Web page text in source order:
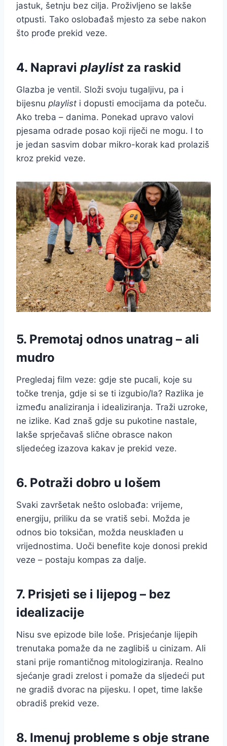
jastuk, šetnju bez cilja. Proživljeno se lakše
otpusti. Tako oslobađaš mjesto za sebe nakon
što prođe prekid veze.
4. Napravi playlistza raskid
Glazba je ventil. Složi svoju tugaljivu, pa i
bijesnu playlist i dopusti emocijama da poteču.
Ako treba – danima. Ponekad upravo valovi
pjesama odrade posao koji riječi ne mogu. I to
je jedan sasvim dobar mikro-korak kad prolaziš
kroz prekid veze.
5. Premotaj odnos unatrag – ali
mudro
Pregledaj film veze: gdje ste pucali, koje su
točke trenja, gdje si se ti izgubio/la? Razlika je
između analiziranja i idealiziranja. Traži uzroke,
ne izlike. Kad znaš gdje su pukotine nastale,
lakše sprječavaš slične obrasce nakon
sljedećeg izazova kakav je prekid veze.
6. Potraži dobro u lošem
Svaki završetak nešto oslobađa: vrijeme,
energiju, priliku da se vratiš sebi. Možda je
odnos bio toksičan, možda neusklađen u
vrijednostima. Uoči benefite koje donosi prekid
veze – postaju kompas za dalje.
7. Prisjeti se i lijepog – bez
idealizacije
Nisu sve epizode bile loše. Prisjećanje lijepih
trenutaka pomaže da ne zaglibiš u cinizam. Ali
stani prije romantičnog mitologiziranja. Realno
sjećanje gradi zrelost i pomaže da sljedeći put
ne gradiš dvorac na pijesku. I opet, time lakše
obradiš prekid veze.
8. Imenuj probleme s obje strane